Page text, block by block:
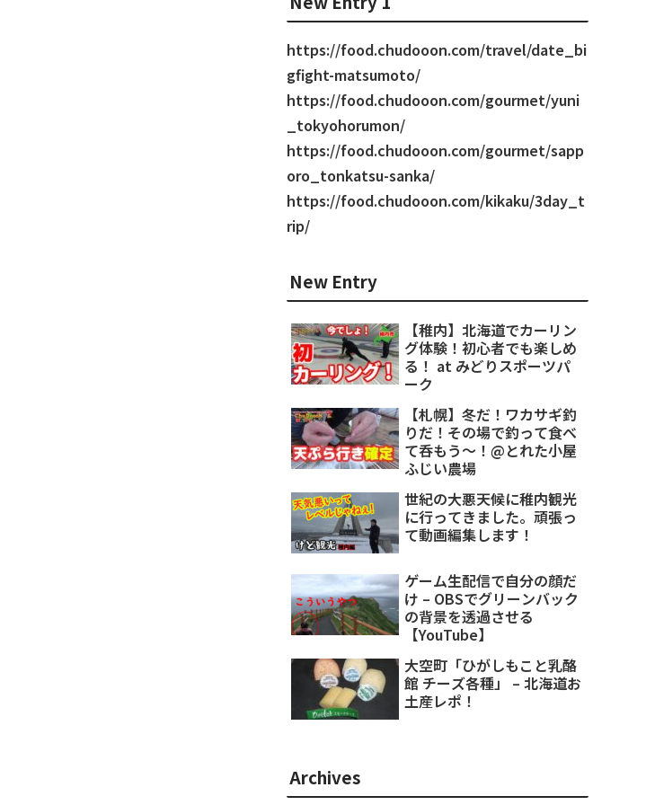
https://food.chudooon.com/travel/date_bi
gfight-matsumoto/
https://food.chudooon.com/gourmet/yuni
_tokyohorumon/
https://food.chudooon.com/gourmet/sapp
oro_tonkatsu-sanka/
https://food.chudooon.com/kikaku/3day_t
rip/
New Entry
【稚内】北海道でカーリン
グ体験！初心者でも楽しめ
る！ at みどりスポーツパ
ーク
【札幌】冬だ！ワカサギ釣
りだ！その場で釣って食べ
て呑もう～！@とれた小屋
ふじい農場
世紀の大悪天候に稚内観光
に行ってきました。頑張っ
て動画編集します！
ゲーム生配信で自分の顔だ
け – OBSでグリーンバック
の背景を透過させる
【YouTube】
大空町「ひがしもこと乳酪
館 チーズ各種」 – 北海道お
土産レポ！
Archives